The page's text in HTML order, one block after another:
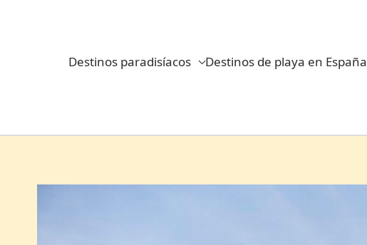
Destinos paradisíacos Destinos de playa en España